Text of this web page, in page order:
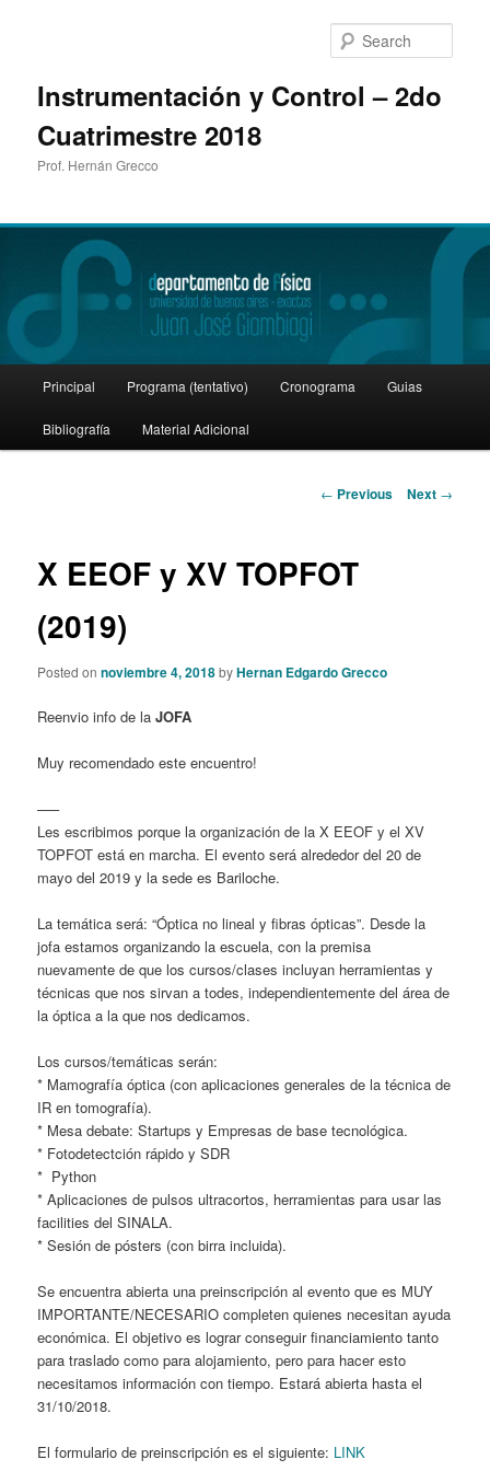
Instrumentación y Control – 2do
Cuatrimestre 2018
Prof. Hernán Grecco
Skip
to
Principal Programa (tentativo) Cronograma Guias
Bibliografía Material Adicional
Post
← Previous Next →
X EEOF y XV TOPFOT
(2019)
Posted onnoviembre 4, 2018byHernan Edgardo Grecco
Reenvio info de laJOFA
Muy recomendado este encuentro!
—–
Les escribimos porque la organización de la X EEOF y el XV
TOPFOT está en marcha. El evento será alrededor del 20 de
mayo del 2019 y la sede es Bariloche.
La temática será: “Óptica no lineal y fibras ópticas”. Desde la
jofa estamos organizando la escuela, con la premisa
nuevamente de que los cursos/clases incluyan herramientas y
técnicas que nos sirvan a todes, independientemente del área de
la óptica a la que nos dedicamos.
Los cursos/temáticas serán:
* Mamografía óptica (con aplicaciones generales de la técnica de
IR en tomografía).
* Mesa debate: Startups y Empresas de base tecnológica.
* Fotodetectción rápido y SDR
* Python
* Aplicaciones de pulsos ultracortos, herramientas para usar las
facilities del SINALA.
* Sesión de pósters (con birra incluida).
Se encuentra abierta una preinscripción al evento que es MUY
IMPORTANTE/NECESARIO completen quienes necesitan ayuda
económica. El objetivo es lograr conseguir financiamiento tanto
para traslado como para alojamiento, pero para hacer esto
necesitamos información con tiempo. Estará abierta hasta el
31/10/2018.
El formulario de preinscripción es el siguiente: LINK